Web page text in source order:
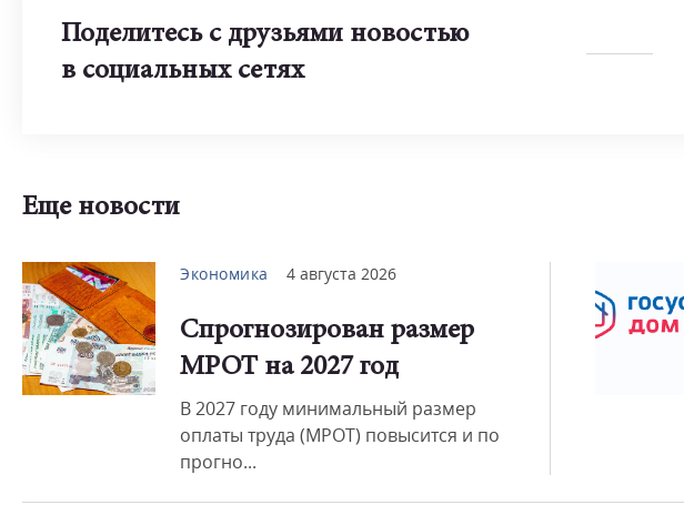
Поделитесь с друзьями новостью
в социальных сетях
Еще новости
Экономика 4 августа 2026
Спрогнозирован размер
МРОТ на 2027 год
В 2027 году минимальный размер
оплаты труда (МРОТ) повысится и по
прогно...